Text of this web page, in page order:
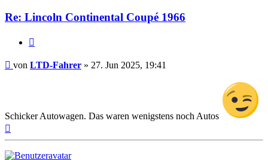
Re: Lincoln Continental Coupé 1966
Beitrag
von LTD-Fahrer » 27. Jun 2025, 19:41
Schicker Autowagen. Das waren wenigstens noch Autos